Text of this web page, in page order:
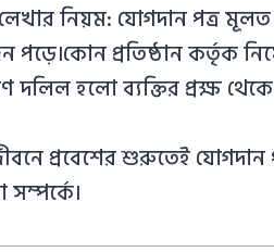
নিয়ম: যোগদান পত্র
পড়ে।কোন প্রতিষ্ঠান কর্তৃক
দলিল হলো ব্যক্তির প্রক্ষ
প্রবেশের শুরুতেই